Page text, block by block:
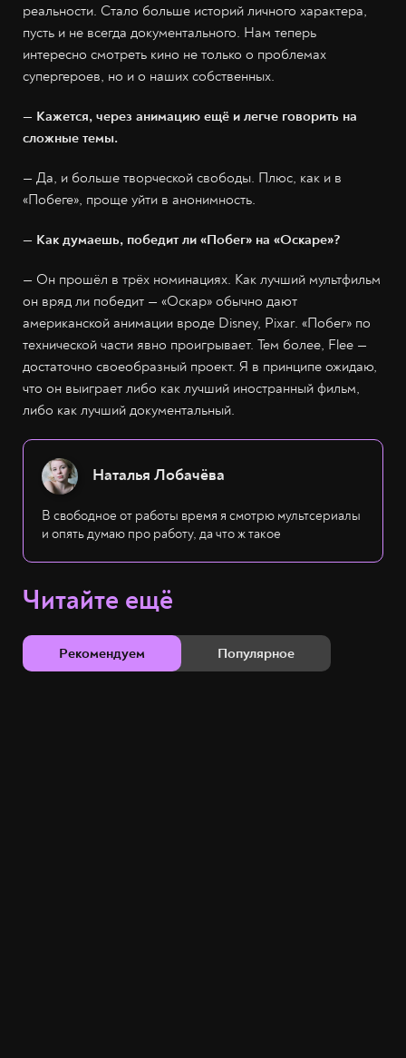
реальности. Стало больше историй личного характера,
пусть и не всегда документального. Нам теперь
интересно смотреть кино не только о проблемах
супергероев, но и о наших собственных.
— Кажется, через анимацию ещё и легче говорить на
сложные темы.
— Да, и больше творческой свободы. Плюс, как и в
«Побеге», проще уйти в анонимность.
— Как думаешь, победит ли «Побег» на «Оскаре»?
— Он прошёл в трёх номинациях. Как лучший мультфильм
он вряд ли победит — «Оскар» обычно дают
американской анимации вроде Disney, Pixar. «Побег» по
технической части явно проигрывает. Тем более, Flee —
достаточно своеобразный проект. Я в принципе ожидаю,
что он выиграет либо как лучший иностранный фильм,
либо как лучший документальный.
Наталья Лобачёва
В свободное от работы время я смотрю мультсериалы
и опять думаю про работу, да что ж такое
Читайте ещё
Рекомендуем Популярное